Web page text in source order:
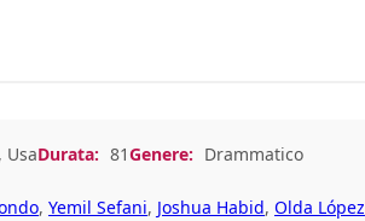
UsaDurata: 81Genere: Drammatico
, Yemil Sefani, Joshua Habid, Olda López